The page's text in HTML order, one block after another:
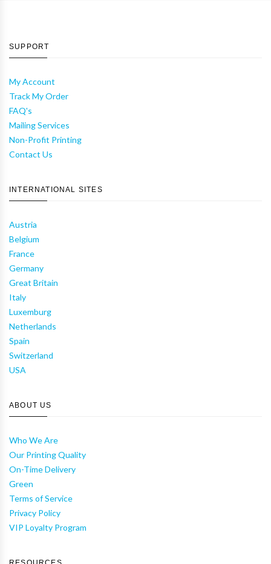
SUPPORT
My Account
Track My Order
FAQ's
Mailing Services
Non-Profit Printing
Contact Us
INTERNATIONAL SITES
Austria
Belgium
France
Germany
Great Britain
Italy
Luxemburg
Netherlands
Spain
Switzerland
USA
ABOUT US
Who We Are
Our Printing Quality
On-Time Delivery
Green
Terms of Service
Privacy Policy
VIP Loyalty Program